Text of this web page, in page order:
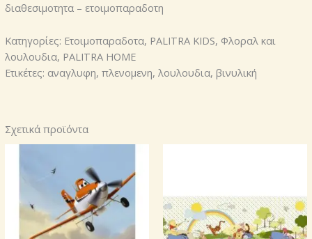
διαθεσιμοτητα – ετοιμοπαραδοτη
Κατηγορίες: Ετοιμοπαραδοτα, PALITRA KIDS, Φλοραλ και
λουλουδια, PALITRA HOME
Ετικέτες: αναγλυφη, πλενομενη, λουλουδια, βινυλική
Σχετικά προϊόντα